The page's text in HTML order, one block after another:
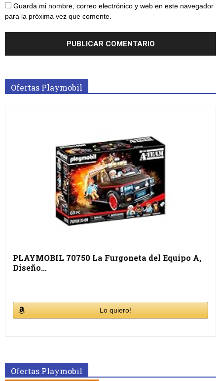
Guarda mi nombre, correo electrónico y web en este navegador
para la próxima vez que comente.
Ofertas Playmobil
PLAYMOBIL 70750 La Furgoneta del Equipo A,
Diseño…
Lo quiero!
Ofertas Playmobil